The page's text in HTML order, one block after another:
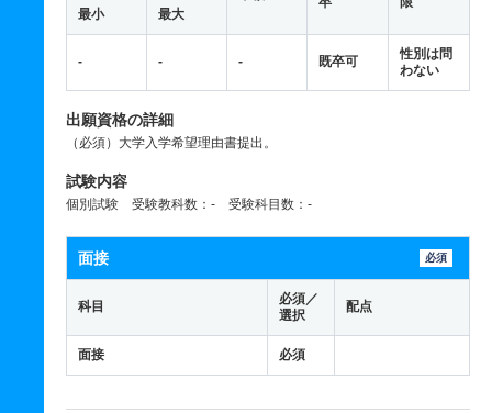
最小 最大
- - - 既卒可
性別は問
わない
出願資格の詳細
（必須）大学入学希望理由書提出。
試験内容
個別試験 受験教科数：- 受験科目数：-
面接 必須
科目
必須／
選択
配点
面接 必須